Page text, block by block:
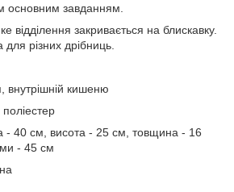
основним завданням.
відділення закривається на блискавку.
різних дрібниць.
внутрішній кишеню
- 40 см, висота - 25 см, товщина - 16
- 45 см